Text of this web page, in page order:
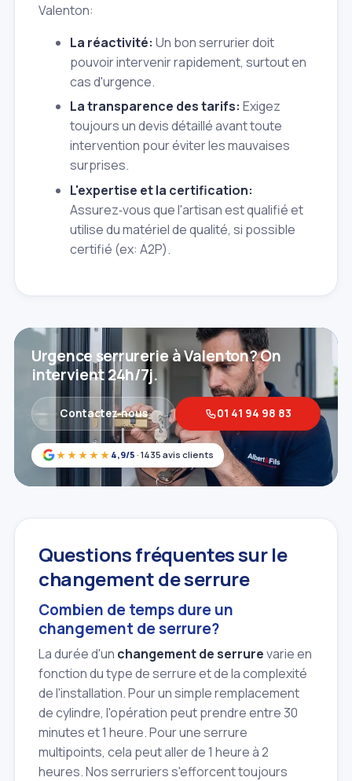
Valenton:
La réactivité: Un bon serrurier doit
pouvoir intervenir rapidement, surtout en
cas d'urgence.
La transparence des tarifs: Exigez
toujours un devis détaillé avant toute
intervention pour éviter les mauvaises
surprises.
L'expertise et la certification:
Assurez‑vous que l'artisan est qualifié et
utilise du matériel de qualité, si possible
certifié (ex: A2P).
★★★★★ 4,9/5 · 1435 avis clients
Urgence serrurerie à Valenton? On
intervient 24h/7j.
Contactez‑nous 01 41 94 98 83
Questions fréquentes sur le
changement de serrure
Combien de temps dure un
changement de serrure?
La durée d'un changement de serrurevarie en
fonction du type de serrure et de la complexité
de l'installation. Pour un simple remplacement
de cylindre, l'opération peut prendre entre 30
minutes et 1 heure. Pour une serrure
multipoints, cela peut aller de 1 heure à 2
heures. Nos serruriers s'efforcent toujours